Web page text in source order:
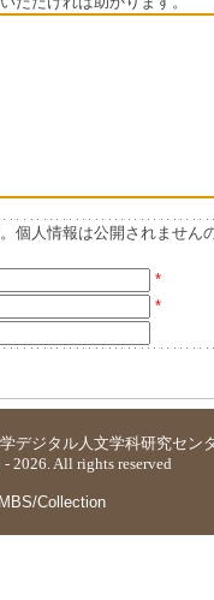
個人情報は公開されません
*
*
デジタル人文学科研究セン
2026. All rights reserved
Collection